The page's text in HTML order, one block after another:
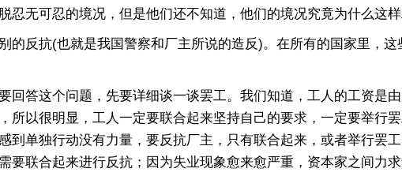
无可忍的境况，但是他们还不知道，他们的境况究竟为什么这样
反抗(也就是我国警察和厂主所说的造反)。在所有的国家里，这
答这个问题，先要详细谈一谈罢工。我们知道，工人的工资是由
所以很明显，工人一定要联合起来坚持自己的要求，一定要举行
到单独行动没有力量，要反抗厂主，只有联合起来，或者举行罢
要联合起来进行反抗；因为失业现象愈来愈严重，资本家之间力